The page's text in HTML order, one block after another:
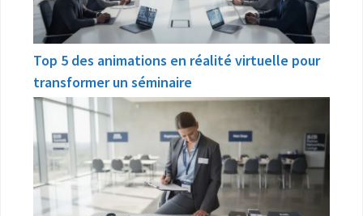
Top 5 des animations en réalité virtuelle pour
transformer un séminaire